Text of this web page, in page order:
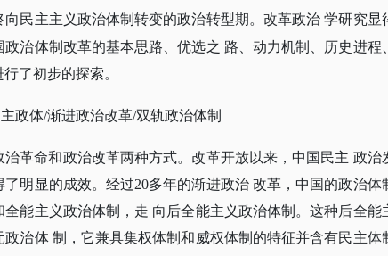
民主主义政治体制转变的政治转型期。改革政治 学研究显
治体制改革的基本思路、优选之 路、动力机制、历史进程
了初步的探索。
政体/渐进政治改革/双轨政治体制
革命和政治改革两种方式。改革开放以来，中国民主 政治
了明显的成效。经过20多年的渐进政治 改革，中国的政治体
能主义政治体制，走 向后全能主义政治体制。这种后全能
治体 制，它兼具集权体制和威权体制的特征并含有民主体